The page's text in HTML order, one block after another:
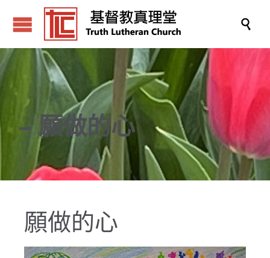

– 願做的心
願做的心